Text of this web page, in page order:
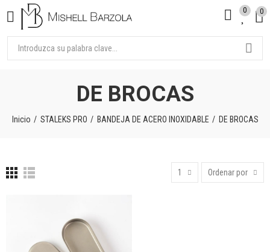
0 0
DE BROCAS
Inicio STALEKS PRO BANDEJA DE ACERO INOXIDABLE DE BROCAS
1 Ordenar por